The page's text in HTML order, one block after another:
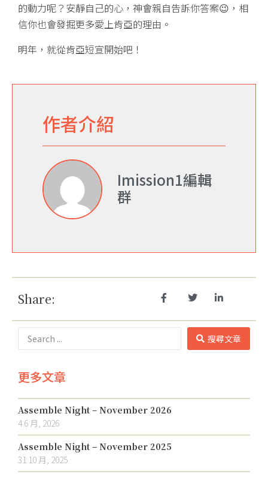
的動力呢？安靜自己的心，神會親自告訴你答案😉 ，相
信你也會發掘更多愛上肯亞的理由。
明年，就從肯亞短宣開始吧！
作者介紹
Imission1編輯
群
Share:
搜尋文章
更多文章
Assemble Night – November 2026
4 6 月, 2026
Assemble Night – November 2025
31 10 月, 2025